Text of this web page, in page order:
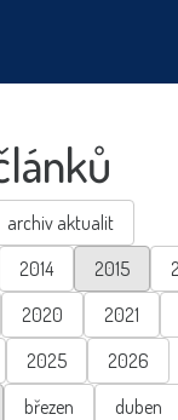
archiv aktualit
2014 2015
2020 2021
2025
2026
březen duben